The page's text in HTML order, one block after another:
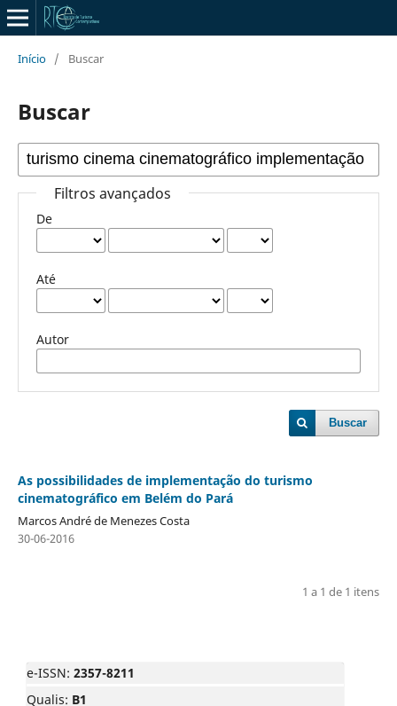
Início / Buscar
Buscar
Filtros avançados
De
Até
Autor
Buscar
As possibilidades de implementação do turismo
cinematográfico em Belém do Pará
Marcos André de Menezes Costa
30-06-2016
1 a 1 de 1 itens
e-ISSN: 2357-8211
Qualis: B1